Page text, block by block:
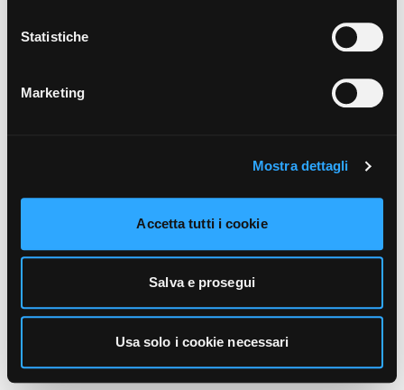
funzionamento, puoi prendere visione dell’informativa
cliccando qui.
Statistiche
Marketing
Mostra dettagli
Accetta tutti i cookie
Salva e prosegui
Usa solo i cookie necessari